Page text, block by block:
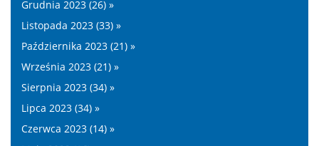
Grudnia 2023 (26) »
Listopada 2023 (33) »
Października 2023 (21) »
Września 2023 (21) »
Sierpnia 2023 (34) »
Lipca 2023 (34) »
Czerwca 2023 (14) »